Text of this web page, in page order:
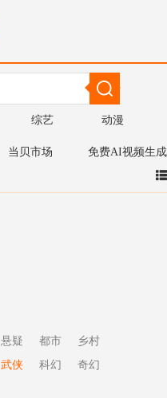
综艺 动漫
当贝市场 免费AI视频生成
悬疑 都市
乡村
武侠 科幻
奇幻